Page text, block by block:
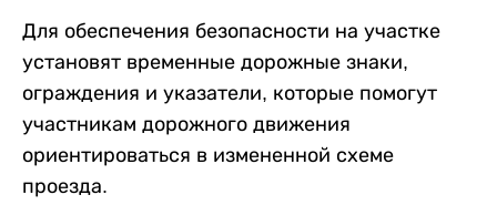
Для обеспечения безопасности на участке
установят временные дорожные знаки,
ограждения и указатели, которые помогут
участникам дорожного движения
ориентироваться в измененной схеме
проезда.